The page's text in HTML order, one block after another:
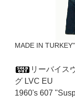
MADE IN
リーバイス
グ LVC EU
1960's 607